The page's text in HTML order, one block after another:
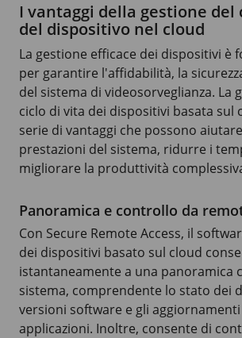
I vantaggi della gestione del
del dispositivo nel cloud
La gestione efficace dei dispositivi è
per garantire l'affidabilità, la
del sistema di videosorveglianza. La
ciclo di vita dei dispositivi basata sul
serie di vantaggi che possono
prestazioni del sistema, ridurre i
migliorare la produttività
Panoramica e controllo da
Con Secure Remote Access, il
dei dispositivi basato sul cloud
istantaneamente a una panoramica
sistema, comprendente lo stato dei
versioni software e gli
applicazioni. Inoltre, consente di